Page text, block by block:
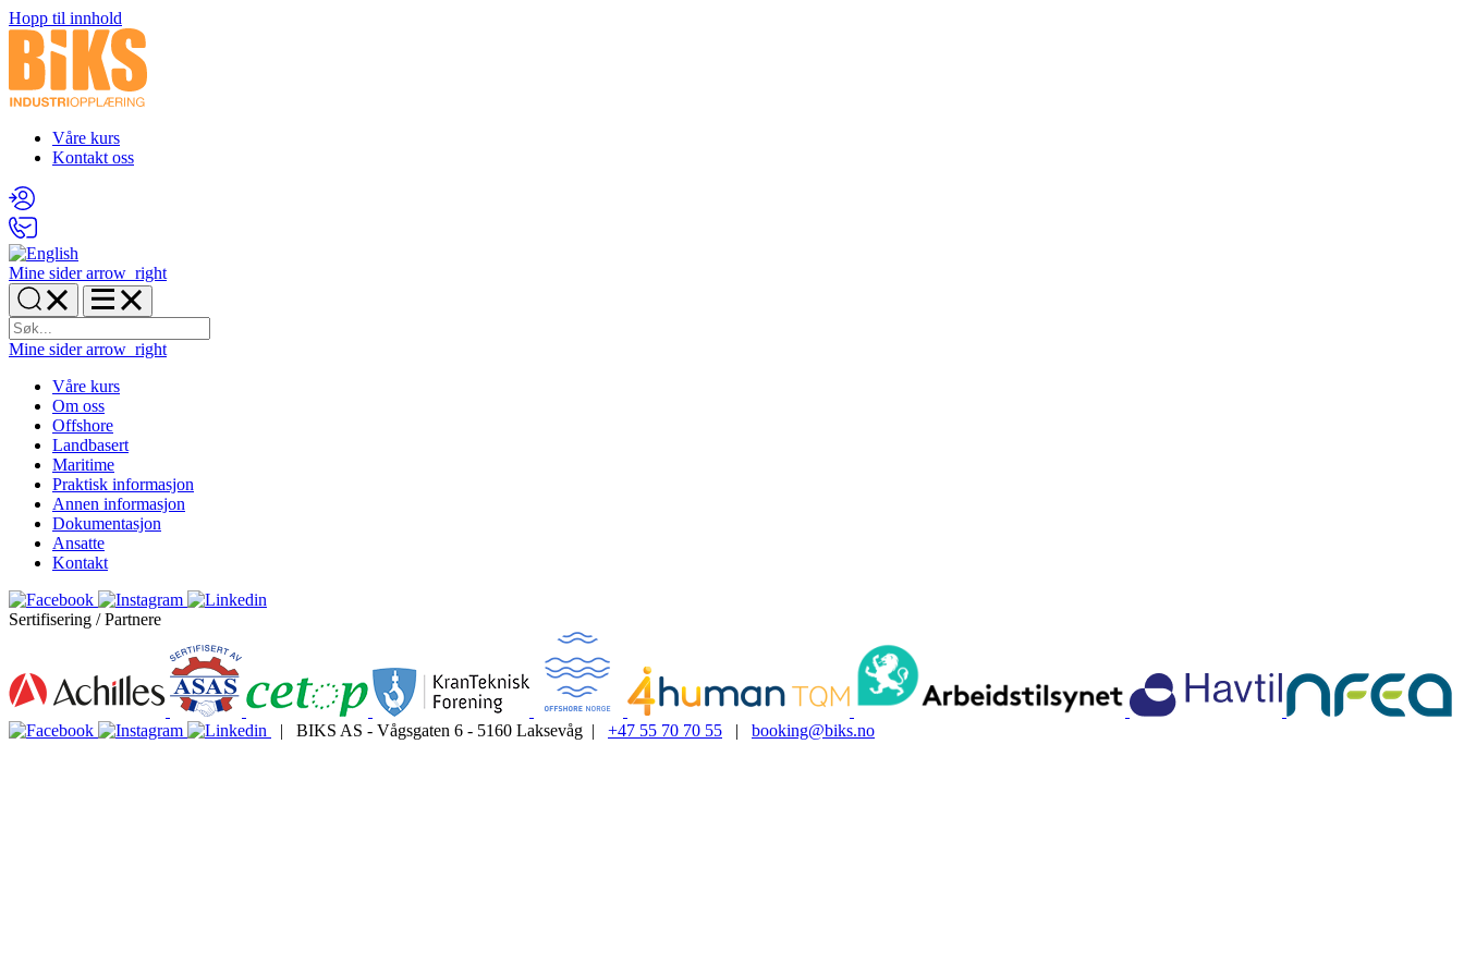
Hopp til innhold
Våre kurs
Kontakt oss
Mine sider arrow_right
Mine sider arrow_right
Våre kurs
Om oss
Offshore
Landbasert
Maritime
Praktisk informasjon
Annen informasjon
Dokumentasjon
Ansatte
Kontakt
Sertifisering / Partnere
| BIKS AS - Vågsgaten 6 - 5160 Laksevåg | +47 55 70 70 55 | booking@biks.no